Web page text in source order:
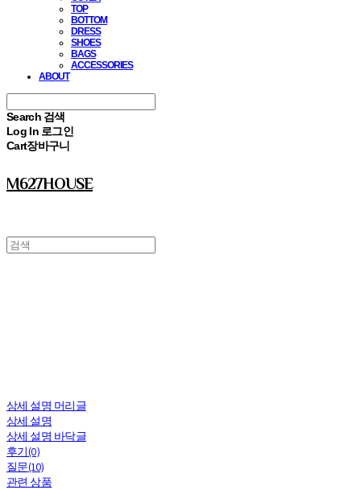
TOP
BOTTOM
DRESS
SHOES
BAGS
ACCESSORIES
ABOUT
Search 검색
Log In 로그인
Cart장바구니
M627HOUSE
상세 설명 머리글
상세 설명
상세 설명 바닥글
후기(0)
질문(10)
관련 상품